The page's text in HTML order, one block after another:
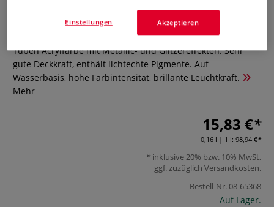
0 Bewertungen
Das SOLO GOYA Acrylic Effect Colors-Set enthält 8 x 20-ml-
Tuben Acrylfarbe mit Metallic- und Glitzereffekten. Sehr
gute Deckkraft, enthält lichtechte Pigmente. Auf
Wasserbasis, hohe Farbintensität, brillante Leuchtkraft.
Mehr
15,83 €
0,16 l | 1 l: 98,94 €
inklusive 20% bzw. 10% MwSt,
ggf. zuzüglich Versandkosten.
Bestell-Nr.08-65368
Auf Lager.
Akzeptieren
Einstellungen